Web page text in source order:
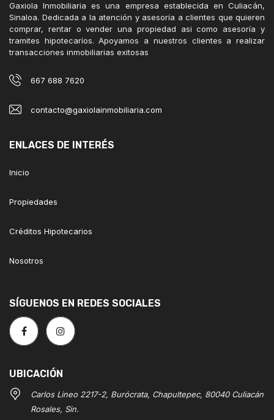
Gaxiola Inmobiliaria es una empresa establecida en Culiacán,
Sinaloa. Dedicada a la atención y asesoría a clientes que quieren
comprar, rentar o vender una propiedad asi como asesoría y
tramites hipotecaríos. Apoyamos a nuestros clientes a realizar
transacciones inmobiliarias exitosas
667 688 7620
contacto@gaxiolainmobiliaria.com
ENLACES DE INTERÉS
Inicio
Propiedades
Créditos Hipotecarios
Nosotros
SÍGUENOS EN REDES SOCIALES
UBICACIÓN
Carlos Lineo 2217-2, Burócrata, Chapultepec, 80040 Culiacán
Rosales, Sin.